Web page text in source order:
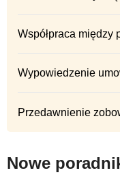
Współpraca między
Wypowiedzenie
Przedawnienie
Nowe